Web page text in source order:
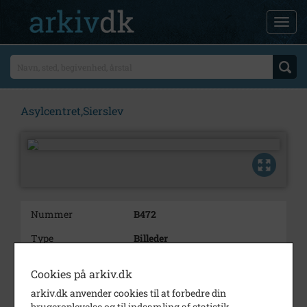
Asylcentret,Sierslev
Nummer
B472
Type
Billeder
Periode
1992 - 1996
Cookies på arkiv.dk
arkiv.dk anvender cookies til at forbedre din